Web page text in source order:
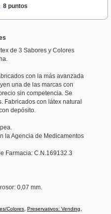
8 puntos
de 3 Sabores y Colores
con la más avanzada
una de las marcas con
sin competencia. Se
Fabricados con látex natural
depósito.
la Agencia de Medicamentos
Farmacia: C.N.169132.3
: 0,07 mm.
Colores, Preservativos: Vending,